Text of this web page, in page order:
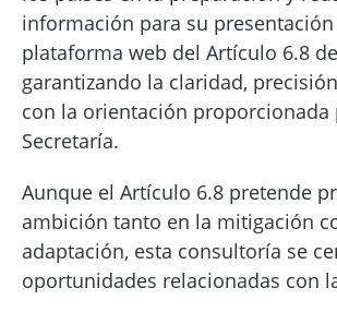
información para su presentación
plataforma web del Artículo 6.8 de
garantizando la claridad,
con la orientación proporcionada
Secretaría.
Aunque el Artículo 6.8 pretende
ambición tanto en la mitigación
adaptación, esta consultoría se
oportunidades relacionadas con